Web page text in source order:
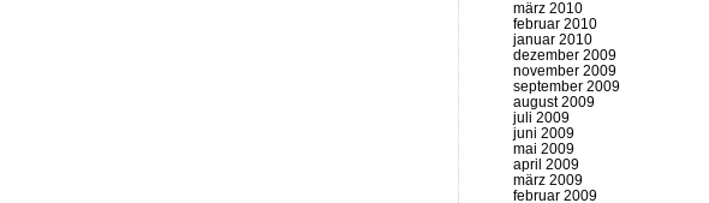
märz 2010
februar 2010
januar 2010
dezember 2009
november 2009
september 2009
august 2009
juli 2009
juni 2009
mai 2009
april 2009
märz 2009
februar 2009